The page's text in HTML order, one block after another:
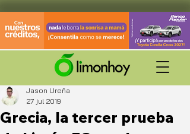
Grecia, la tercer prueba
Jason Ureña
27 jul 2019